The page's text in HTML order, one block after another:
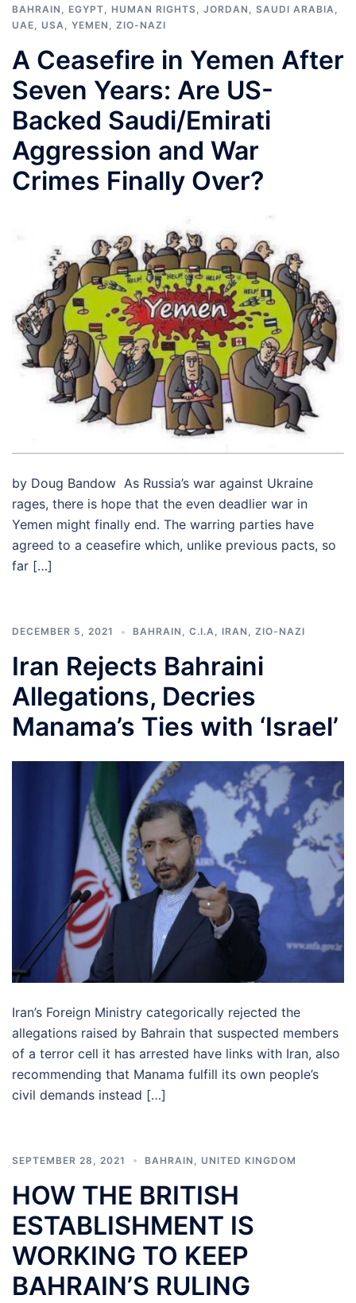
BAHRAIN
EGYPT HUMAN RIGHTS JORDAN SAUDI ARABIA
UAE
USA YEMEN ZIO-NAZI
A Ceasefire in Yemen After
Seven Years: Are US-
Backed Saudi/Emirati
Aggression and War
Crimes Finally Over?
by Doug Bandow As Russia’s war against Ukraine
rages, there is hope that the even deadlier war in
Yemen might finally end. The warring parties have
agreed to a ceasefire which, unlike previous pacts, so
far […]
DECEMBER 5, 2021 BAHRAIN , C.I.A, IRAN , ZIO-NAZI
Iran Rejects Bahraini
Allegations, Decries
Manama’s Ties with ‘Israel’
Iran’s Foreign Ministry categorically rejected the
allegations raised by Bahrain that suspected members
of a terror cell it has arrested have links with Iran, also
recommending that Manama fulfill its own people’s
civil demands instead […]
SEPTEMBER 28, 2021 BAHRAIN UNITED KINGDOM
HOW THE BRITISH
ESTABLISHMENT IS
WORKING TO KEEP
BAHRAIN’S RULING